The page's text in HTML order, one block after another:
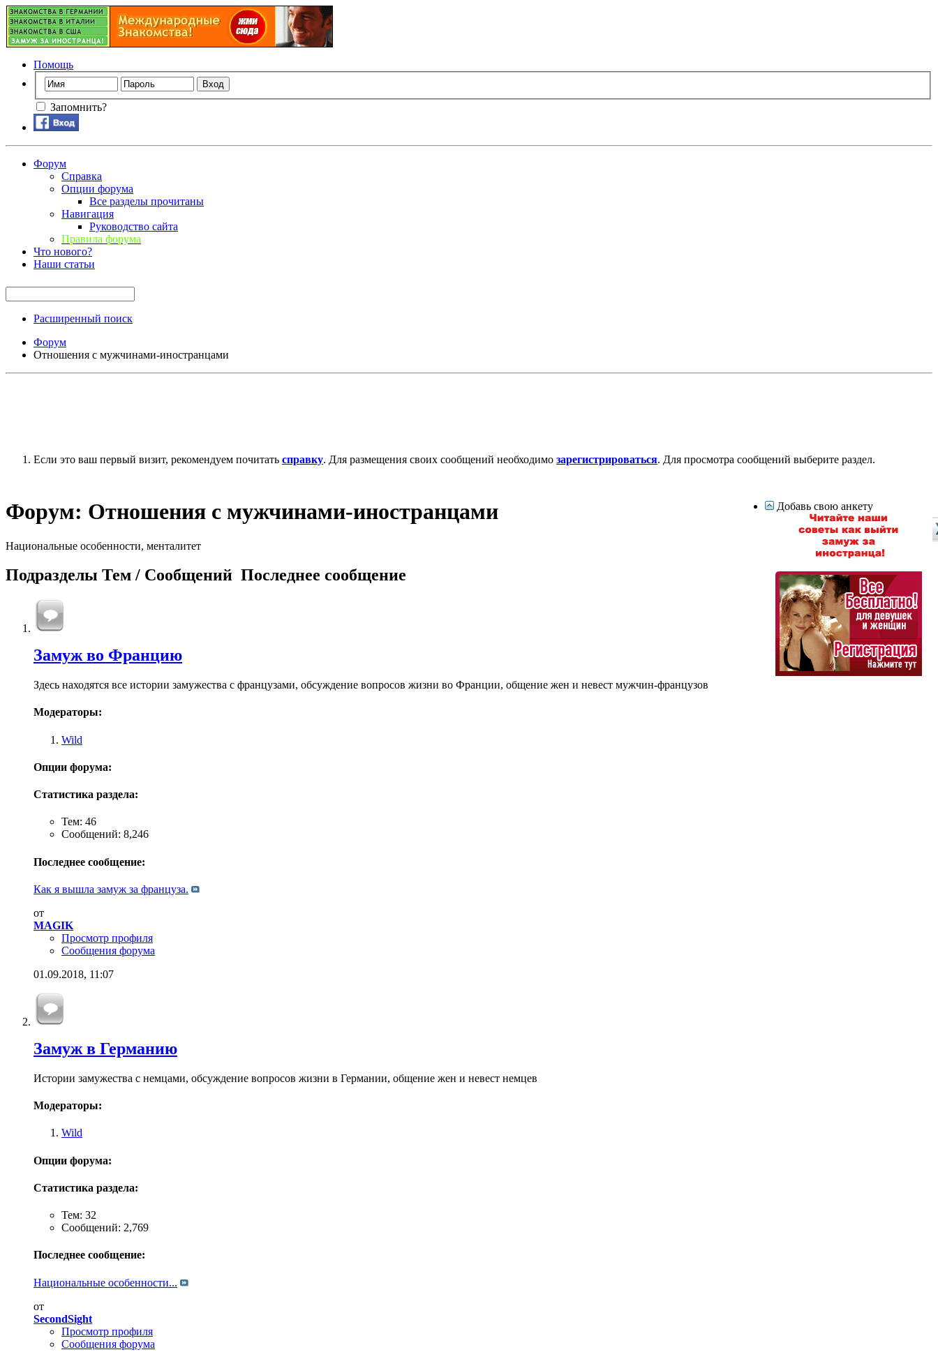
Помощь
Запомнить?
Форум
Справка
Опции форума
Все разделы прочитаны
Навигация
Руководство сайта
Правила форума
Что нового?
Наши статьи
Расширенный поиск
Форум
Отношения с мужчинами-иностранцами
Если это ваш первый визит, рекомендуем почитать справку. Для размещения своих сообщений необходимо зарегистрироваться. Для просмотра сообщений выберите раздел.
Форум: Отношения с мужчинами-иностранцами
Национальные особенности, менталитет
Подразделы Тем / Сообщений Последнее сообщение
Замуж во Францию
Здесь находятся все истории замужества с французами, обсуждение вопросов жизни во Франции, общение жен и невест мужчин-французов
Модераторы:
Wild
Опции форума:
Статистика раздела:
Тем: 46
Сообщений: 8,246
Последнее сообщение:
Как я вышла замуж за француза.
от
MAGIK
Просмотр профиля
Сообщения форума
01.09.2018, 11:07
Замуж в Германию
Истории замужества с немцами, обсуждение вопросов жизни в Германии, общение жен и невест немцев
Модераторы:
Wild
Опции форума:
Статистика раздела:
Тем: 32
Сообщений: 2,769
Последнее сообщение:
Национальные особенности...
от
SecondSight
Просмотр профиля
Сообщения форума
Добавь свою анкету